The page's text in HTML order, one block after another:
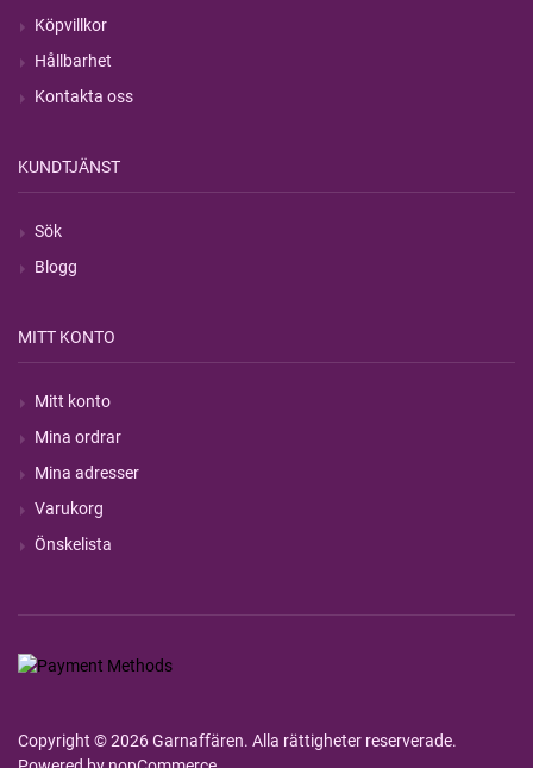
Köpvillkor
Hållbarhet
Kontakta oss
KUNDTJÄNST
Sök
Blogg
MITT KONTO
Mitt konto
Mina ordrar
Mina adresser
Varukorg
Önskelista
Copyright © 2026 Garnaffären. Alla rättigheter reserverade.